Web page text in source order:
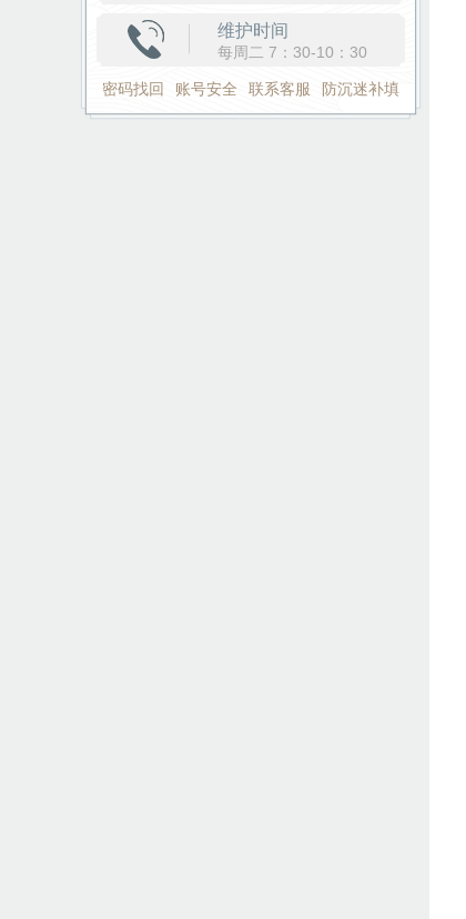
维护时间
每周二 7：30-10：30
密码找回 账号安全 联系客服 防沉迷补填